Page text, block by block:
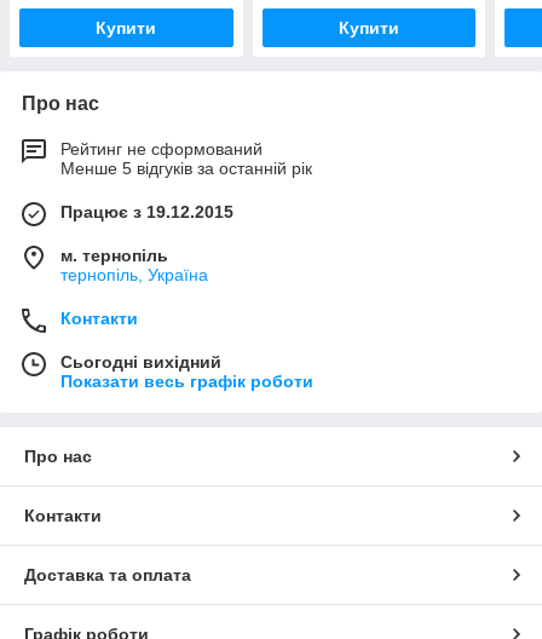
Купити Купити
Про нас
Рейтинг не сформований
Менше 5 відгуків за останній рік
Працює з 19.12.2015
м. тернопіль
тернопіль, Україна
Контакти
Сьогодні вихідний
Показати весь графік роботи
Про нас
Контакти
Доставка та оплата
Графік роботи